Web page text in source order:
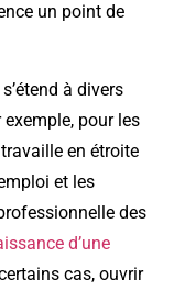
un point de
à divers
pour les
en étroite
et les
des
d’une
cas, ouvrir